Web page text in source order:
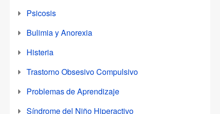
Psicosis
Bulimia y Anorexia
Histeria
Trastorno Obsesivo Compulsivo
Problemas de Aprendizaje
Síndrome del Niño Hiperactivo